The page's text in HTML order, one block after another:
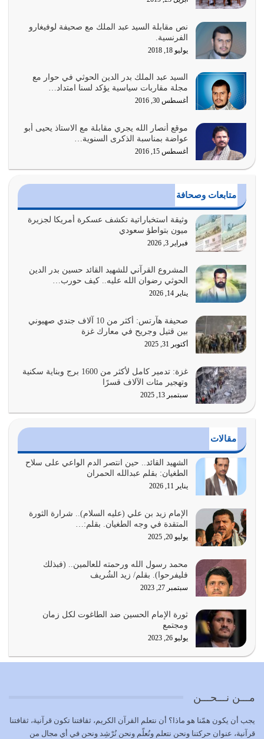
السبب الرئيسي لشقاء الأمة الابتعاد عن كتاب الله والتعدي
لحدود الله بالإضافات للدين
أغسطس 1, 2026
أبرز أسباب الشقاء هو الإعراض عن ذكر الله وعن هدى الله
المتمثل في القرآن الكريم
يوليو 31, 2026
أولياء الشيطان كلما كانوا أكثر ولاءً وطاعة للشيطان كلما كانوا
أكثر ضعفاً
يوليو 30, 2026
وعد الله تعالى من يُقتل في سبيله بالحياة الأبدية والرزق
والاستبشار والنجاة والخلود في…
يوليو 29, 2026
القرآن الكريم هو أهم مصدر لمعرفة رسول الله معرفة سيرته
معرفة شخصيته معرفة عظمته
يوليو 28, 2026
هل نحن من الصالحين؟ قيِّم نفسك هنا اترك القرآن على أصله
وأعرض نفسك، وأعرض ما لديك على…
يوليو 27, 2026
عندما يكون عدوك هو عدو الله معناه أن تكون نقاط الضعف
فيه كثيرة وسينصرك الله عليه إذا…
يوليو 26, 2026
أراد الله لهذه الأمة ان تكون خير امة أخرجت للناس بالنهوض
الدين الذي شرعه الله لا يجوز أن يخضع لآرائنا وأهوائنا
واجتهاداتنا لأننا سنختلف ونتفرق
يوليو 24, 2026
أمة عاجزة عن النهوض…
يوليو 23, 2026
بحبل الله جميعاً وليس كل…
يوليو 22, 2026
يشاء ويذل من يشاء
يوليو 21, 2026
{إِنَّ الدِّينَ عِنْدَ اللَّهِ الْإسْلامُ} الدين الذي شرعه الله للناس في
تتحقق الحقوق للجميع
يوليو 18, 2026
نص مقابلة السيد عبد الملك مع صحيفة لوفيغارو
الفرنسية.
يوليو 18, 2018
السيد عبد الملك بدر الدين الحوثي في حوار مع
مجلة مقاربات سياسية يؤكد لسنا امتداد…
أغسطس 30, 2016
موقع أنصار الله يجري مقابلة مع الاستاذ يحيى أبو
عواضة بمناسبة الذكرى السنوية…
أغسطس 15, 2016
متابعات وصحافة
وثيقة استخباراتية تكشف عسكرة أمريكا لجزيرة
ميون بتواطؤ سعودي
فبراير 3, 2026
المشروع القرآني للشهيد القائد حسين بدر الدين
الحوثي رضوان الله عليه.. كيف حورب…
يناير 14, 2026
صحيفة هآرتس: أكثر من 10 آلاف جندي صهيوني
بين قتيل وجريح في معارك غزة
أكتوبر 31, 2025
غزة: تدمير كامل لأكثر من 1600 برج وبناية سكنية
وتهجير مئات الآلاف قسرًا
سبتمبر 13, 2025
مقالات
الشهيد القائد.. حين انتصر الدم الواعي على سلاح
الطغيان: بقلم عبدالله الحمران
يناير 11, 2026
الإمام زيد بن علي (عليه السلام).. شرارة الثورة
المتقدة في وجه الطغيان. بقلم:…
يوليو 20, 2025
محمد رسول الله ورحمته للعالمين.. (فبذلك
فليفرحوا). بقلم/ زيد الشُريف
سبتمبر 27, 2023
ثورة الإمام الحسين ضد الطاغوت لكل زمان
ومجتمع
يوليو 26, 2023
مـــن نـــحـــن
يجب أن يكون همّنا هو ماذا؟ أن نتعلم القرآن الكريم، ثقافتنا تكون قرآنية، ثقافتنا
قرآنية، عنوان حركتنا ونحن نتعلم ونُعلّم ونحن نُرْشِد ونحن في أي مجال من